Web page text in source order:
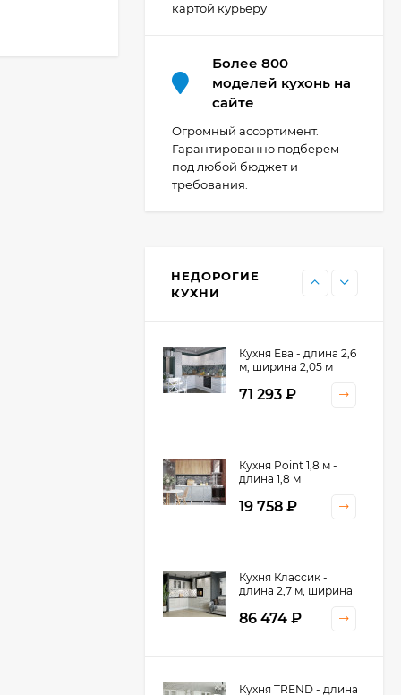
картой курьеру
Более 800
моделей кухонь на
сайте
Огромный ассортимент.
Гарантированно подберем
под любой бюджет и
требования.
НЕДОРОГИЕ
КУХНИ
Кухня Принцесса -
44 091
Кухня Point 1,2 м -
13 655₽
11 476
Кухня Ева - длина 2,6
м, ширина 2,05 м
71 293 ₽
Кухня Point 1,8 м -
длина 1,8 м
19 758 ₽
Кухня Классик -
длина 2,7 м, ширина
86 474 ₽
Кухня TREND - длина
Кухня Принцесса -
длина 2,4 м
38 767₽
Кухня Оптима - длина
2,8 м, ширина 1,4 м
52 197₽
Кухня Камелия -